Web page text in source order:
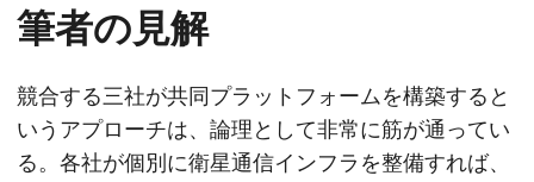
筆者の見解
競合する三社が共同プラットフォームを構築すると
いうアプローチは、論理として非常に筋が通ってい
る。各社が個別に衛星通信インフラを整備すれば、